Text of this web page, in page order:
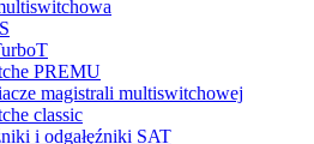
PREMU
magistrali multiswitchowej
classic
i odgałęźniki SAT